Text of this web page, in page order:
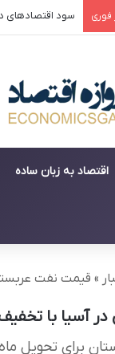
فوری سود
اقتصاد به زبان ساده
» قیمت نفت
آسیا با